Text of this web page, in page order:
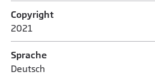
Copyright
2021
Sprache
Deutsch